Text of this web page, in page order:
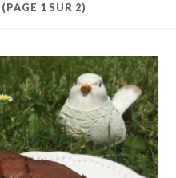
(PAGE 1 SUR 2)